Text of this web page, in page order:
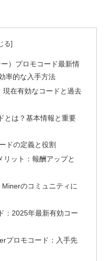
）プロモコード最新情
率的な入手方法
在有効なコードと過去
とは？基本情報と重要
ドの定義と役割
リット：報酬アップと
のコミュニティに
：2025年最新有効コー
プロモコード：入手先